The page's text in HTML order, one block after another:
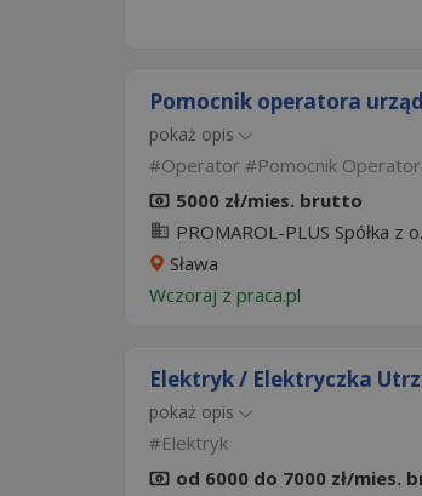
Pomocnik operatora
pokaż opis
Operator Pomocnik
5000 zł/mies. brutto
PROMAROL-PLUS Spółka z
Sława
Wczoraj z praca.pl
Elektryk / Elektryczka
pokaż opis
Elektryk
od 6000 do 7000 zł/mies.